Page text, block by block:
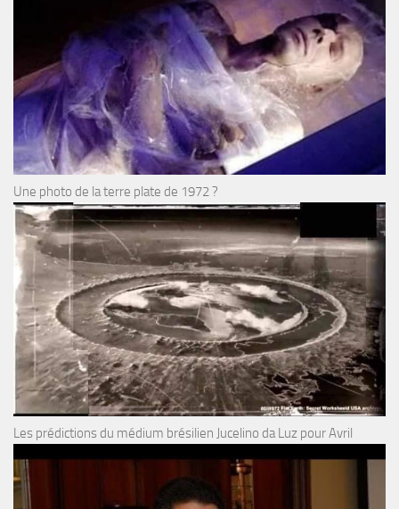
Une photo de la terre plate de 1972 ?
Les prédictions du médium brésilien Jucelino da Luz pour Avril